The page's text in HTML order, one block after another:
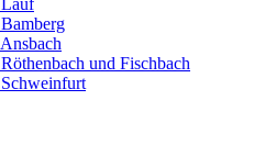
und Fischbach